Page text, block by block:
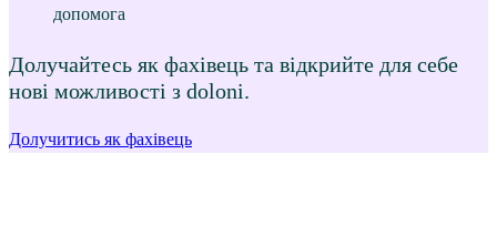
допомога
Долучайтесь як фахівець та відкрийте для себе
нові можливості з doloni.
Долучитись як фахівець